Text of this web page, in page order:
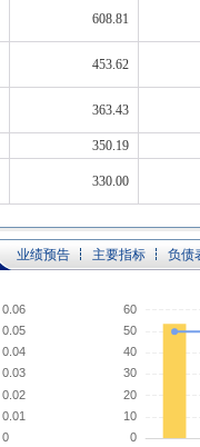
608.81
453.62
363.43
350.19
330.00
业绩预告 主要指标 负债